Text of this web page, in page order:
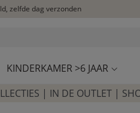
zelfde dag verzonden
4,25/5
KINDERKAMER >6 JAAR
| IN DE OUTLET |